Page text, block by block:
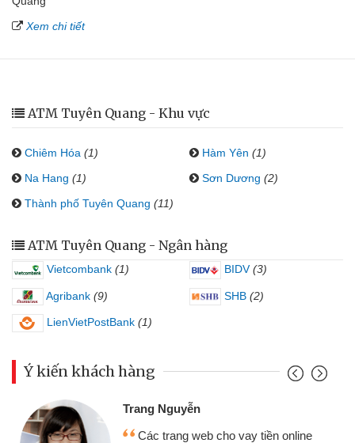
Xem chi tiết
ATM Tuyên Quang - Khu vực
Chiêm Hóa (1) Hàm Yên (1)
Na Hang (1) Sơn Dương (2)
Thành phố Tuyên Quang (11)
ATM Tuyên Quang - Ngân hàng
Vietcombank (1) BIDV (3)
Agribank (9) SHB (2)
LienVietPostBank (1)
Ý kiến khách hàng
Trang Nguyễn
Các trang web cho vay tiền online